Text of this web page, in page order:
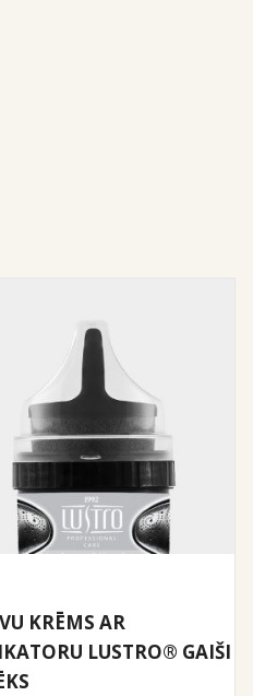
KRĒMS AR
LUSTRO® GAIŠI